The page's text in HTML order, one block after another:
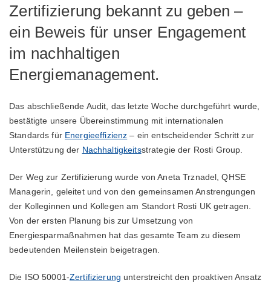
Zertifizierung bekannt zu geben –
ein Beweis für unser Engagement
im nachhaltigen
Energiemanagement.
Das abschließende Audit, das letzte Woche durchgeführt wurde,
bestätigte unsere Übereinstimmung mit internationalen
Standards für Energieeffizienz – ein entscheidender Schritt zur
Unterstützung der Nachhaltigkeitsstrategie der Rosti Group.
Der Weg zur Zertifizierung wurde von Aneta Trznadel, QHSE
Managerin, geleitet und von den gemeinsamen Anstrengungen
der Kolleginnen und Kollegen am Standort Rosti UK getragen.
Von der ersten Planung bis zur Umsetzung von
Energiesparmaßnahmen hat das gesamte Team zu diesem
bedeutenden Meilenstein beigetragen.
Die ISO 50001-Zertifizierung unterstreicht den proaktiven Ansatz